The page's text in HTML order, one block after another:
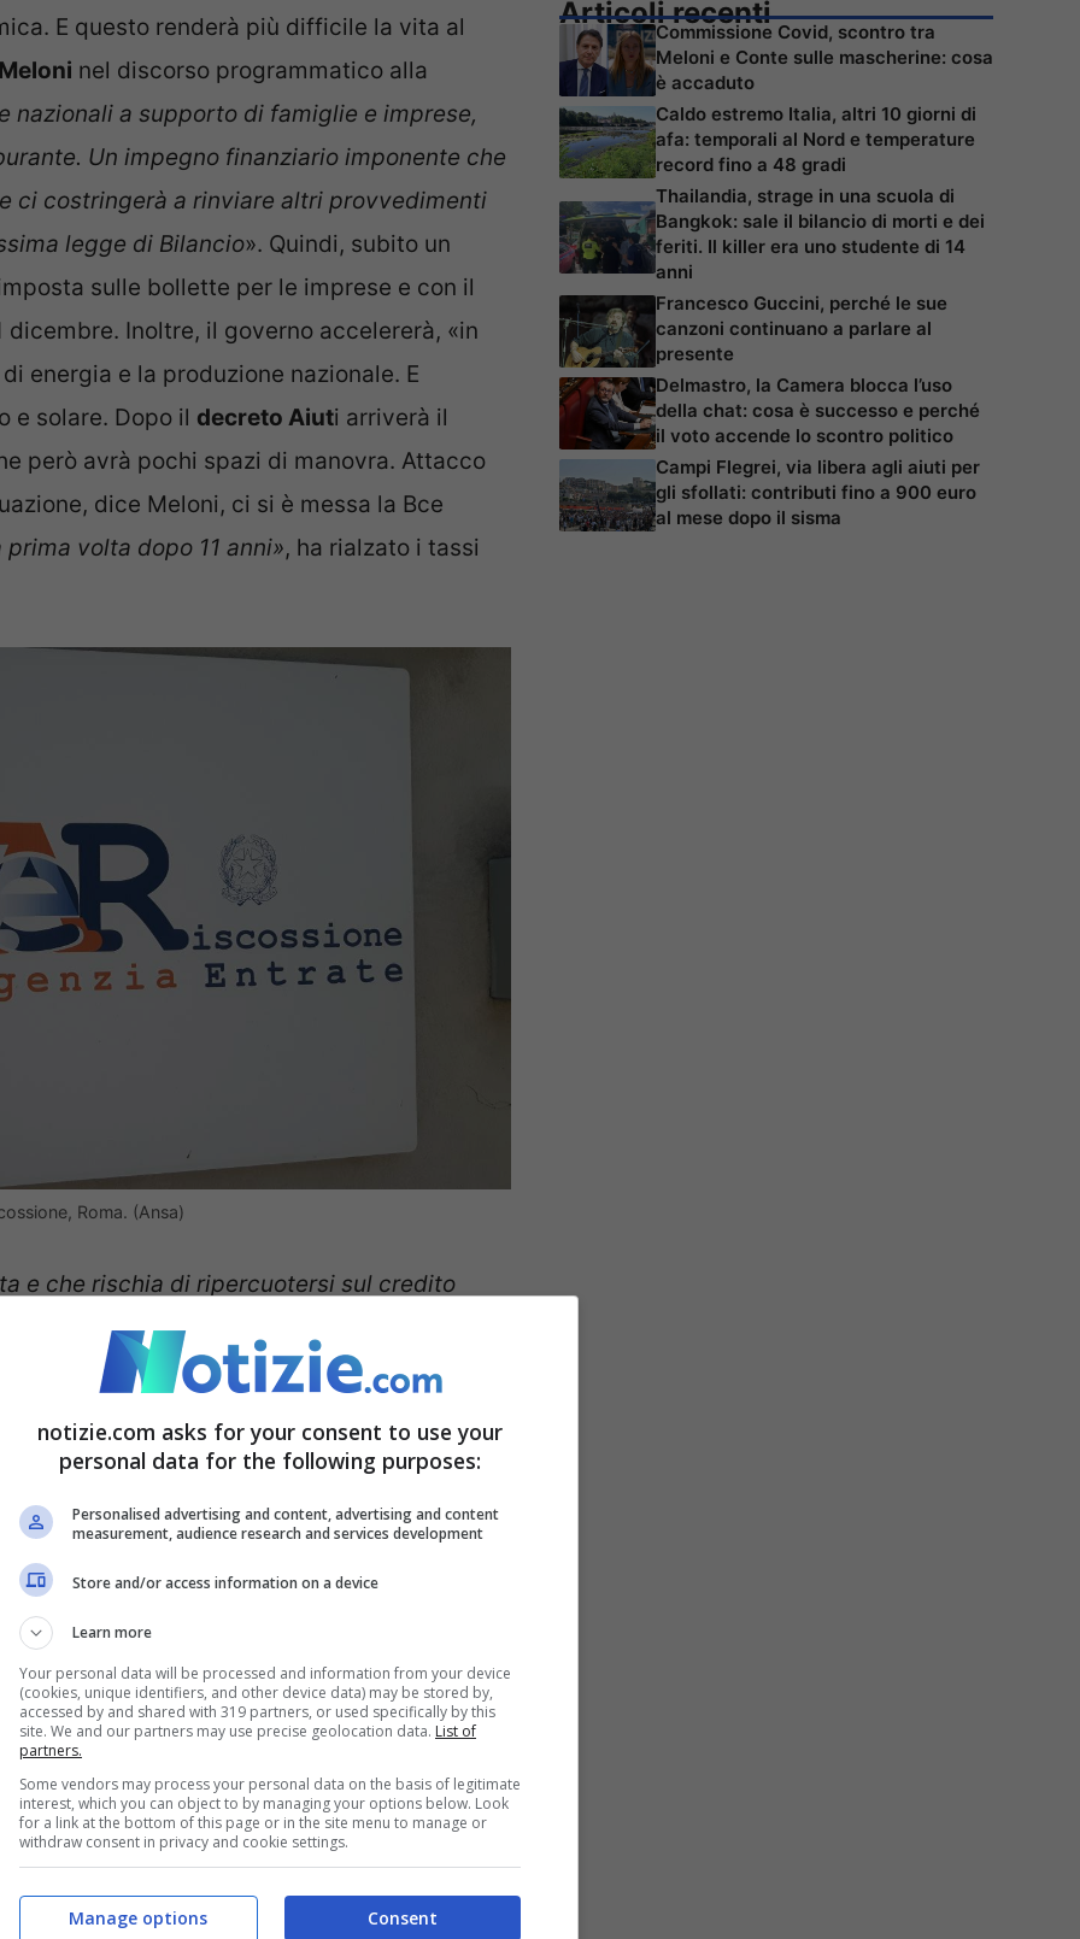
E questo renderà più difficile la vita al
nel discorso programmatico alla
nazionali a supporto di famiglie e imprese,
Un impegno finanziario imponente che
ci costringerà a rinviare altri provvedimenti
legge di Bilancio». Quindi, subito un
sulle bollette per le imprese e con il
Inoltre, il governo accelererà, «in
energia e la produzione nazionale. E
e solare. Dopo il decreto Aiuti arriverà il
però avrà pochi spazi di manovra. Attacco
dice Meloni, ci si è messa la Bce
volta dopo 11 anni», ha rialzato i tassi
Roma. (Ansa)
e che rischia di ripercuotersi sul credito
a quella già assunta dalla stessa Bce di
di acquisto di titoli a reddito fisso sul
a quegli Stati membri che hanno un
Giuseppe Conte(5 Stelle):«Non ci ha detto
caro bollette, sugli extraprofitti e sullo
manovra il governo intende sostenere
le imposte sui premi di produttività,
e potenziando il welfare aziendale,
dei beni primari che godono dell’Iva
fare sul fisco
Articoli recenti
Commissione Covid, scontro tra
Meloni e Conte sulle mascherine: cosa
è accaduto
Caldo estremo Italia, altri 10 giorni di
afa: temporali al Nord e temperature
record fino a 48 gradi
Thailandia, strage in una scuola di
Bangkok: sale il bilancio di morti e dei
feriti. Il killer era uno studente di 14
anni
Francesco Guccini, perché le sue
canzoni continuano a parlare al
presente
Delmastro, la Camera blocca l’uso
della chat: cosa è successo e perché
il voto accende lo scontro politico
Campi Flegrei, via libera agli aiuti per
gli sfollati: contributi fino a 900 euro
al mese dopo il sisma
notizie.com asks for your consent to use your
personal data for the following purposes:
Personalised advertising and content, advertising and content
measurement, audience research and services development
Store and/or access information on a device
Learn more
Your personal data will be processed and information from your device
(cookies, unique identifiers, and other device data) may be stored by,
accessed by and shared with 319 partners, or used specifically by this
site. We and our partners may use precise geolocation data. List of
partners.
Some vendors may process your personal data on the basis of legitimate
interest, which you can object to by managing your options below. Look
for a link at the bottom of this page or in the site menu to manage or
withdraw consent in privacy and cookie settings.
Consent
Manage options